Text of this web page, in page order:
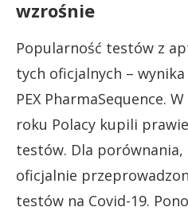
wzrośnie
Popularność testów z
tych oficjalnych –
PEX PharmaSequence.
roku Polacy kupili
testów. Dla porównania,
oficjalnie
testów na Covid-19.